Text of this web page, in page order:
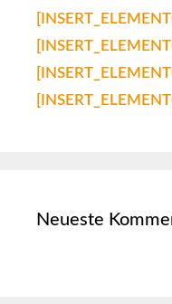
Neueste